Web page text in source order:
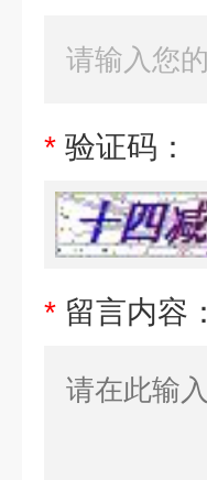
* 验证码：
* 留言内容：